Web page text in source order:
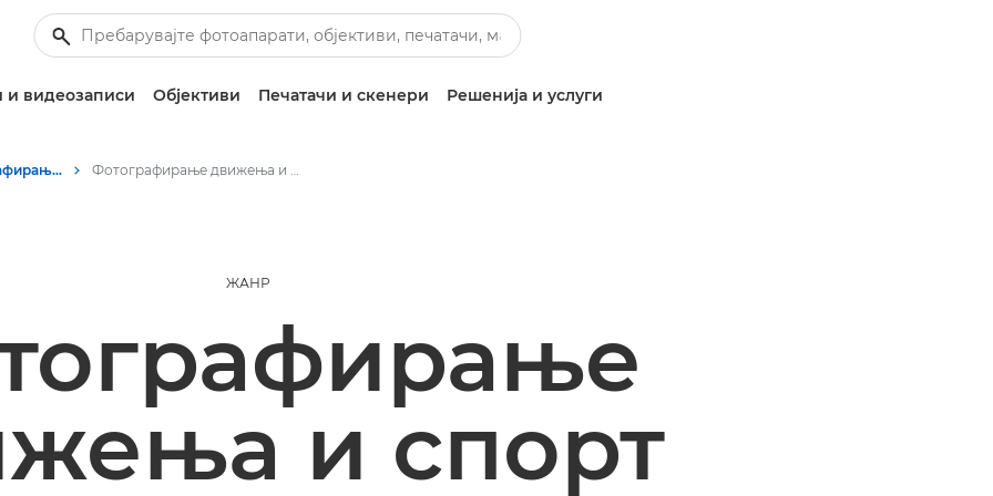
и видеозаписи Објективи Печатачи и скенери Решенија и услуги
Приказни за фотографирање и креативност Фотографирање движења и спорт | Get Inspired
ЖАНР
и спорт